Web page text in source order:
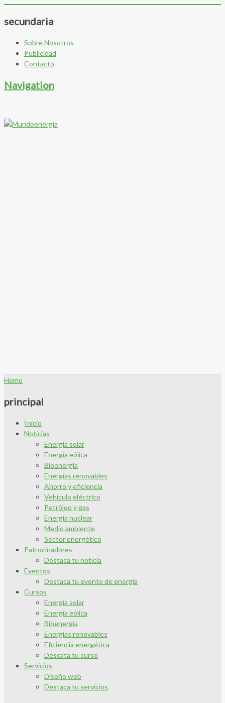
secundaria
Sobre Nosotros
Publicidad
Contacto
Navigation
Home
principal
Inicio
Noticias
Energía solar
Energía eólica
Bioenergía
Energías renovables
Ahorro y eficiencia
Vehículo eléctrico
Petróleo y gas
Energía nuclear
Medio ambiente
Sector energético
Patrocinadores
Destaca tu noticia
Eventos
Destaca tu evento de energía
Cursos
Energía solar
Energía eólica
Bioenergía
Energías renovables
Eficiencia energética
Descata tu curso
Servicios
Diseño web
Destaca tu servicios